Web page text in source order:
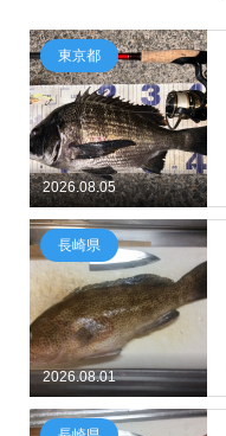
2026.08.05
東京都
2026.08.01
長崎県